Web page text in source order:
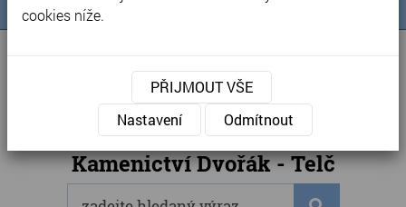
Kontakty
Naše kamenictví
Internetový obchod
Kamenictví Dvořák - Telč
cookies níže.
PŘIJMOUT VŠE
Nastavení
Odmítnout